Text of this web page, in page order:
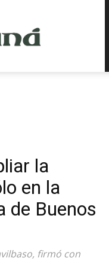
la
en la
de Buenos
firmó con